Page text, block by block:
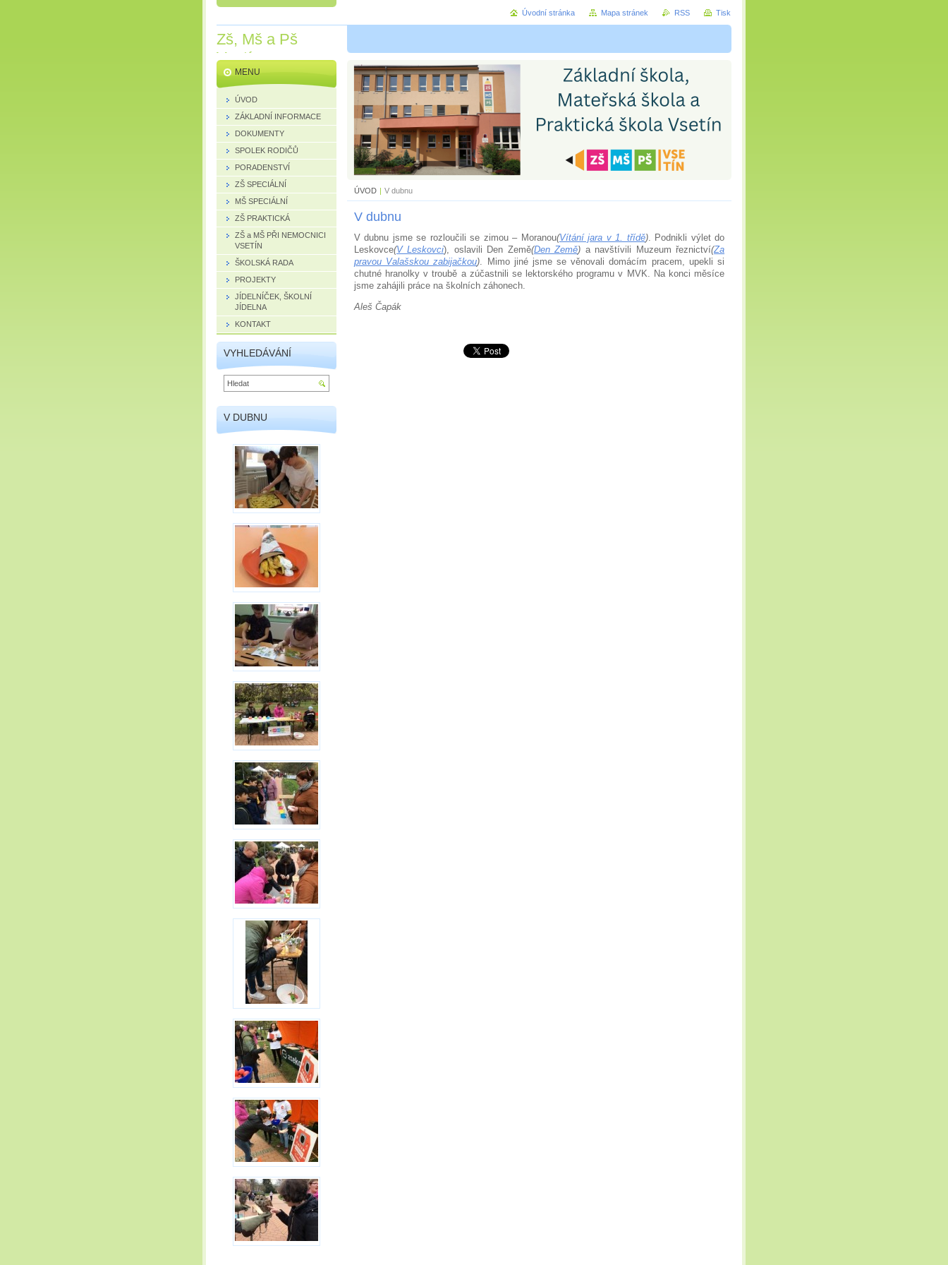
Zš, Mš a Pš
Vsetín
ÚVOD | V dubnu
V dubnu
V dubnu jsme se rozloučili se zimou – Moranou(Vítání jara v 1. třídě). Podnikli výlet do
Leskovce(V Leskovci), oslavili Den Země(Den Země) a navštívili Muzeum řeznictví(Za
pravou Valašskou zabijačkou) . Mimo jiné jsme se věnovali domácím pracem, upekli si
chutné hranolky v troubě a zúčastnili se lektorského programu v MVK. Na konci měsíce
jsme zahájili práce na školních záhonech.
Aleš Čapák
MENU
ÚVOD
ZÁKLADNÍ INFORMACE
DOKUMENTY
SPOLEK RODIČŮ
PORADENSTVÍ
ZŠ SPECIÁLNÍ
MŠ SPECIÁLNÍ
ZŠ PRAKTICKÁ
ZŠ a MŠ PŘI NEMOCNICI
VSETÍN
ŠKOLSKÁ RADA
PROJEKTY
JÍDELNÍČEK, ŠKOLNÍ
JÍDELNA
KONTAKT
VYHLEDÁVÁNÍ
V DUBNU
Úvodní stránka Mapa stránek RSS Tisk